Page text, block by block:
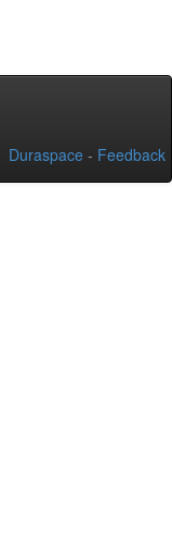
Duraspace - Feedback